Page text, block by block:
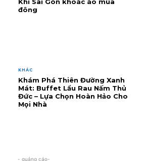
đông
KHÁC
Khám Phá Thiên Đường Xanh
Mát: Buffet Lẩu Rau Nấm Thủ
Đức – Lựa Chọn Hoàn Hảo Cho
Mọi Nhà
- quảng cáo-